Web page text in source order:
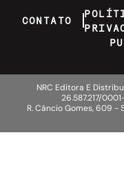
CONTATO
NRC Editora E
26.587.217/
R. Câncio Gomes, 609 -